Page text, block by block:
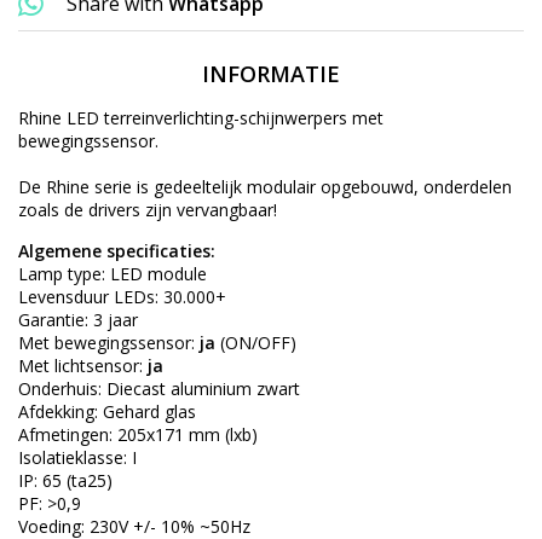
INFORMATIE
Rhine LED terreinverlichting-schijnwerpers met
bewegingssensor.
De Rhine serie is gedeeltelijk modulair opgebouwd, onderdelen
zoals de drivers zijn vervangbaar!
Algemene specificaties:
Lamp type: LED module
Levensduur LEDs: 30.000+
Garantie: 3 jaar
Met bewegingssensor: ja (ON/OFF)
Met lichtsensor: ja
Onderhuis: Diecast aluminium zwart
Afdekking: Gehard glas
Afmetingen: 205x171 mm (lxb)
Isolatieklasse: I
IP: 65 (ta25)
PF: >0,9
Voeding: 230V +/- 10% ~50Hz